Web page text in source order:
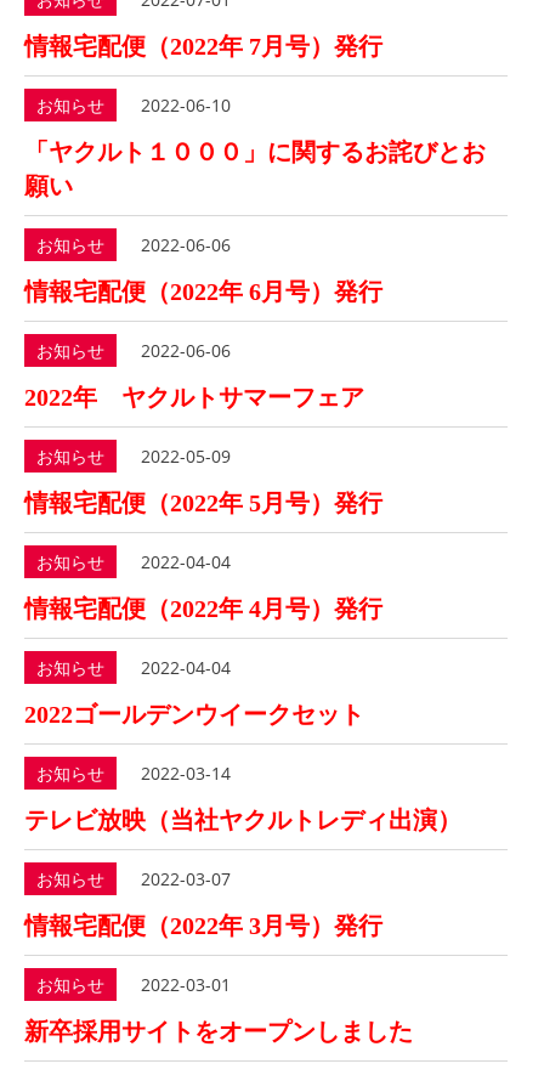
情報宅配便（2022年 7月号）発行
お知らせ 2022-06-10
「ヤクルト１０００」に関するお詫びとお
願い
お知らせ 2022-06-06
情報宅配便（2022年 6月号）発行
お知らせ 2022-06-06
2022年 ヤクルトサマーフェア
お知らせ 2022-05-09
情報宅配便（2022年 5月号）発行
お知らせ 2022-04-04
情報宅配便（2022年 4月号）発行
お知らせ 2022-04-04
2022ゴールデンウイークセット
お知らせ 2022-03-14
テレビ放映（当社ヤクルトレディ出演）
お知らせ 2022-03-07
情報宅配便（2022年 3月号）発行
お知らせ 2022-03-01
新卒採用サイトをオープンしました